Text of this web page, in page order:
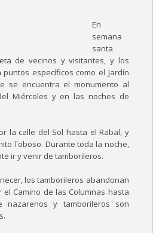
En
semana
santa
de vecinos y visitantes, y los
específicos como el Jardín
se encuentra el monumento al
Miércoles y en las noches de
la calle del Sol hasta el Rabal, y
Toboso. Durante toda la noche,
ir y venir de tamborileros.
los tamborileros abandonan
Camino de las Columnas hasta
nazarenos y tamborileros son